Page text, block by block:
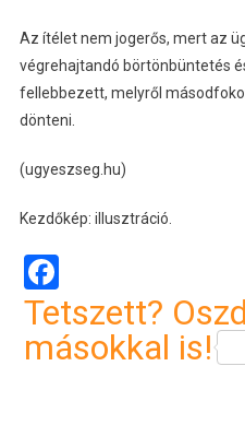
Az ítélet nem jogerős, mert az
végrehajtandó börtönbüntetés
fellebbezett, melyről
dönteni.
(ugyeszseg.hu)
Kezdőkép: illusztráció.
Facebook
Tetszett?
másokkal is!